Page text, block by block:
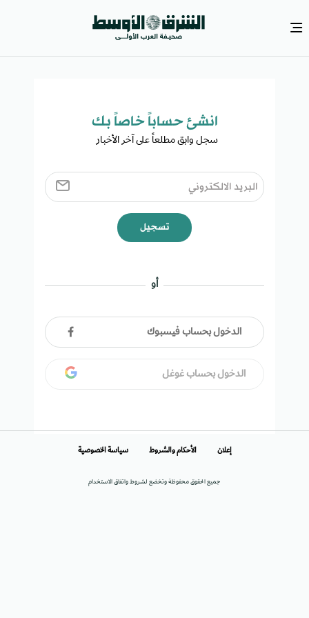
انشئ حساباً خاصاً بك​
سجل وابق مطلعاً على آخر الأخبار ​
تسجيل
أو
الدخول بحساب فيسبوك
الدخول بحساب غوغل
جميع الحقوق محفوظة وتخضع لشروط واتفاق الاستخدام
إعلان الأحكام والشروط سياسة الخصوصية